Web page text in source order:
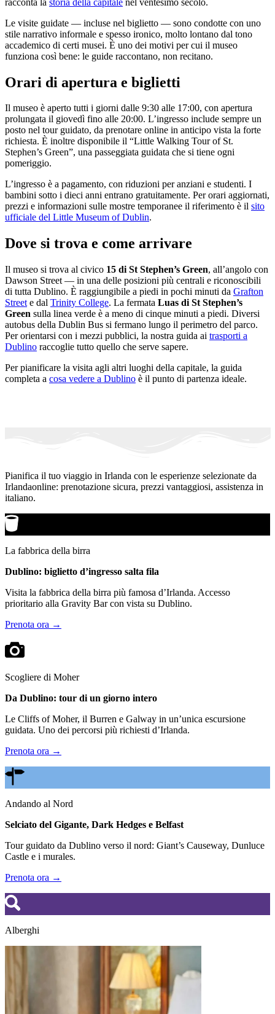
Le visite guidate — incluse nel biglietto — sono condotte con uno
stile narrativo informale e spesso ironico, molto lontano dal tono
accademico di certi musei. È uno dei motivi per cui il museo
funziona così bene: le guide raccontano, non recitano.
Orari di apertura e biglietti
Il museo è aperto tutti i giorni dalle 9:30 alle 17:00, con apertura
prolungata il giovedì fino alle 20:00. L’ingresso include sempre un
posto nel tour guidato, da prenotare online in anticipo vista la forte
richiesta. È inoltre disponibile il “Little Walking Tour of St.
Stephen’s Green”, una passeggiata guidata che si tiene ogni
pomeriggio.
L’ingresso è a pagamento, con riduzioni per anziani e studenti. I
bambini sotto i dieci anni entrano gratuitamente. Per orari aggiornati,
prezzi e informazioni sulle mostre temporanee il riferimento è il sito
ufficiale del Little Museum of Dublin.
Dove si trova e come arrivare
Il museo si trova al civico 15 di St Stephen’s Green, all’angolo con
Dawson Street — in una delle posizioni più centrali e riconoscibili
di tutta Dublino. È raggiungibile a piedi in pochi minuti da Grafton
Street e dal Trinity College. La fermata Luas di St Stephen’s
Green sulla linea verde è a meno di cinque minuti a piedi. Diversi
autobus della Dublin Bus si fermano lungo il perimetro del parco.
Per orientarsi con i mezzi pubblici, la nostra guida ai trasporti a
Dublino raccoglie tutto quello che serve sapere.
Per pianificare la visita agli altri luoghi della capitale, la guida
completa a cosa vedere a Dublino è il punto di partenza ideale.
Pianifica il tuo viaggio in Irlanda con le esperienze selezionate da
Irlandaonline: prenotazione sicura, prezzi vantaggiosi, assistenza in
italiano.
La fabbrica della birra
Dublino: biglietto d’ingresso salta fila
Visita la fabbrica della birra più famosa d’Irlanda. Accesso
prioritario alla Gravity Bar con vista su Dublino.
Prenota ora →
Scogliere di Moher
Da Dublino: tour di un giorno intero
Le Cliffs of Moher, il Burren e Galway in un’unica escursione
guidata. Uno dei percorsi più richiesti d’Irlanda.
Prenota ora →
Andando al Nord
Selciato del Gigante, Dark Hedges e Belfast
Tour guidato da Dublino verso il nord: Giant’s Causeway, Dunluce
Castle e i murales.
Prenota ora →
Alberghi